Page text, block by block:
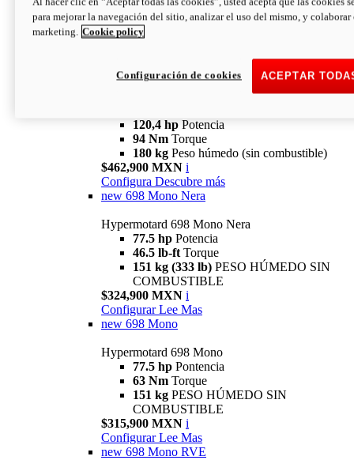
94 NmTorque
180 kgPESO HÚMEDO SIN
COMBUSTIBLE
newV2 SP
120,4 hp Potencia
94 Nm Torque
180 kg Peso húmedo (sin combustible)
$462,900 MXN i
Configura Descubre más
new 698 Mono Nera
Hypermotard 698 Mono Nera
77.5 hp Potencia
46.5 lb-ft Torque
151 kg (333 lb) PESO HÚMEDO SIN
COMBUSTIBLE
$324,900 MXN i
Configurar Lee Mas
new 698 Mono
Hypermotard 698 Mono
77.5 hp Pontencia
63 Nm Torque
151 kg PESO HÚMEDO SIN
COMBUSTIBLE
$315,900 MXN i
Configurar Lee Mas
new 698 Mono RVE
para mejorar la navegación del sitio, analizar el uso del mismo, y colaborar
marketing. Cookie policy
ACEPTAR
Configuración de cookies